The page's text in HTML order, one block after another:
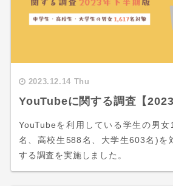
2023.12.14 Thu
YouTubeに関する調査【2023
YouTubeを利用している学生の男
名、高校生588名、大学生603名)を
する調査を実施しました。